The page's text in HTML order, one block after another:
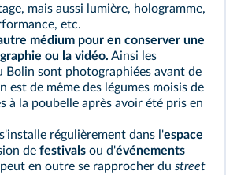
mais aussi lumière, hologramme,
etc.
médium pour en conserver une
ou la vidéo. Ainsi les
Bolin sont photographiées avant de
est de même des légumes moisis de
à la poubelle après avoir été pris en
régulièrement dans l'espace
de festivals ou d'événements
en outre se rapprocher du street